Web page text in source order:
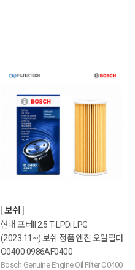
보쉬
현대 포터II 2.5 T-LPDi LPG
(2023.11~) 보쉬 정품 엔진 오일필터
O0400 0986AF0400
Bosch Genuine Engine Oil Filter O0400